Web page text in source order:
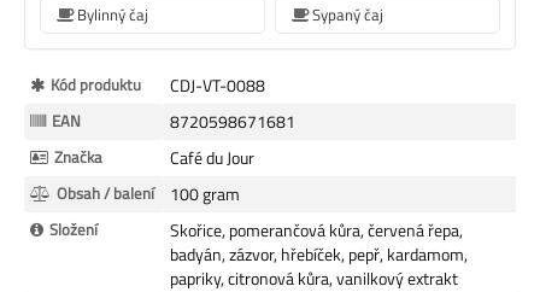
Bylinný čaj Sypaný čaj
Více
informací
Kód produktu CDJ-VT-0088
EAN 8720598671681
Značka Café du Jour
Obsah / balení 100 gram
Složení
Skořice, pomerančová kůra, červená řepa,
badyán, zázvor, hřebíček, pepř, kardamom,
papriky, citronová kůra, vanilkový extrakt